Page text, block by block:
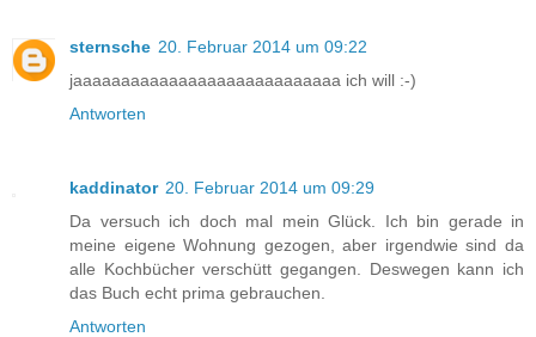
sternsche 20. Februar 2014 um 09:22
jaaaaaaaaaaaaaaaaaaaaaaaaaaaa ich will :-)
Antworten
kaddinator 20. Februar 2014 um 09:29
Da versuch ich doch mal mein Glück. Ich bin gerade in
meine eigene Wohnung gezogen, aber irgendwie sind da
alle Kochbücher verschütt gegangen. Deswegen kann ich
das Buch echt prima gebrauchen.
Antworten